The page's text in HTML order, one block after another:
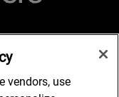
vendors, use